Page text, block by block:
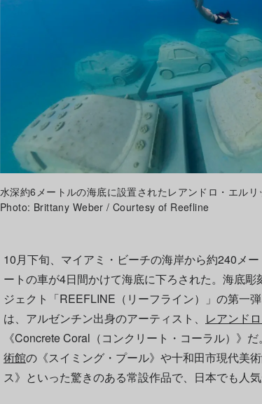
水深約6メートルの海底に設置されたレアンドロ・エルリ
Photo: Brittany Weber / Courtesy of Reefline
10月下旬、マイアミ・ビーチの海岸から約240メ
ートの車が4日間かけて海底に下ろされた。海底彫
ジェクト「REEFLINE（リーフライン）」の第一
は、アルゼンチン出身のアーティスト、 レアンド
《Concrete Coral（コンクリート・コーラル）》だ
術館の《スイミング・プール》や十和田市現代美
ス》といった驚きのある常設作品で、日本でも人気